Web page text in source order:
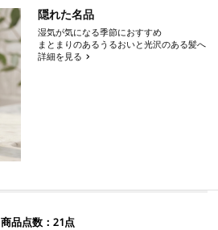
隠れた名品
湿気が気になる季節におすすめ
まとまりのあるうるおいと光沢のある髪へ
詳細を見る
商品点数： 21 点